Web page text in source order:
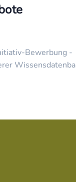
Bewerbung -